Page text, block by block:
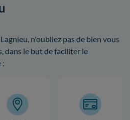
n'oubliez pas de bien vous
dans le but de faciliter le
: